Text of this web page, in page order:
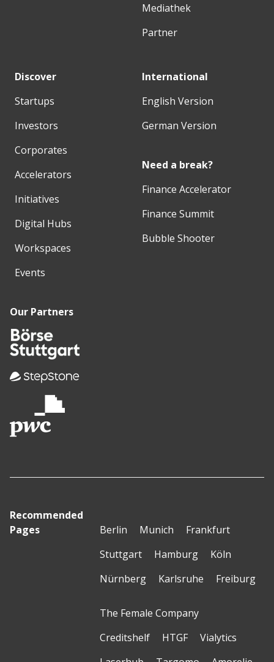
Mediathek
Partner
Discover
Startups
Investors
Corporates
Accelerators
Initiatives
Digital Hubs
Workspaces
Events
International
English Version
German Version
Need a break?
Finance Accelerator
Finance Summit
Bubble Shooter
Our Partners
Recommended
Pages
Berlin Munich
Frankfurt
Stuttgart
Hamburg
Köln
Nürnberg
Karlsruhe Freiburg
The Female Company
Creditshelf
HTGF
Vialytics